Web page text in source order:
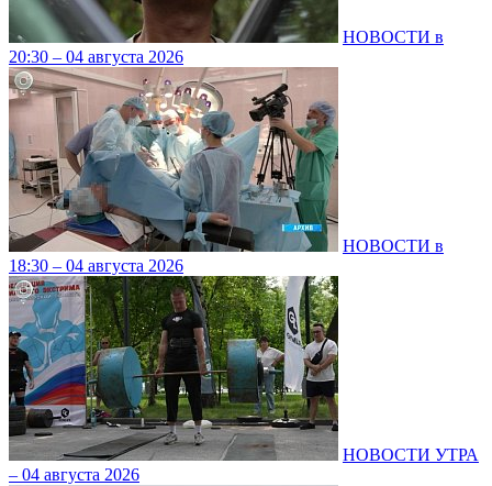
НОВОСТИ в
20:30 – 04 августа 2026
НОВОСТИ в
18:30 – 04 августа 2026
НОВОСТИ УТРА
– 04 августа 2026